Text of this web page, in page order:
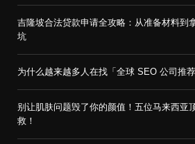
吉隆坡合法贷款申请全攻略：从准备材料到
坑
为什么越来越多人在找「全球 SEO 公司推
别让肌肤问题毁了你的颜值！五位马来西亚
救！